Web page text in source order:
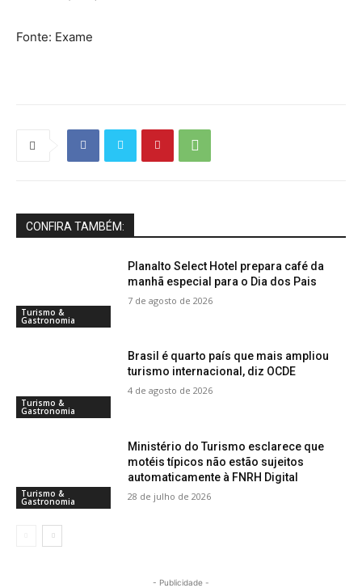
Fonte: Exame
CONFIRA TAMBÉM:
Turismo &
Gastronomia
Planalto Select Hotel prepara café da
manhã especial para o Dia dos Pais
7 de agosto de 2026
Turismo &
Gastronomia
Brasil é quarto país que mais ampliou
turismo internacional, diz OCDE
4 de agosto de 2026
Turismo &
Gastronomia
Ministério do Turismo esclarece que
motéis típicos não estão sujeitos
automaticamente à FNRH Digital
28 de julho de 2026
- Publicidade -